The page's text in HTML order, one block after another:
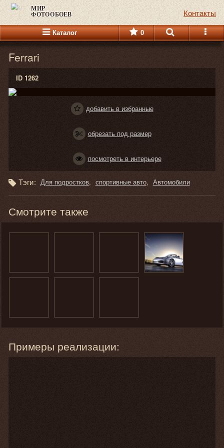
МИР
ФОТООБОЕВ Контакты
Каталог 0
Ferrari
ID 1262
добавить в избранные
обрезать под размер
посмотреть в интерьере
Тэги: Для подростков спортивные авто Автомобили
Смотрите также
Примеры реализации: